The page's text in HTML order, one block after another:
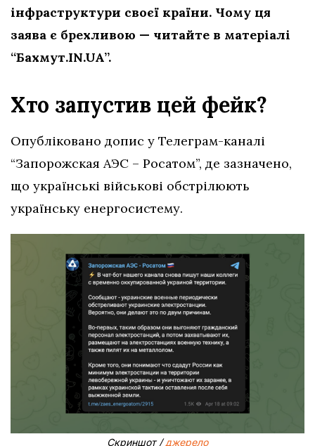
інфраструктури своєї країни. Чому ця
заява є брехливою — читайте в матеріалі
“Бахмут.IN.UA”.
Хто запустив цей фейк?
Опубліковано допис у Телеграм-каналі
“Запорожская АЭС – Росатом”, де зазначено,
що українські військові обстрілюють
українську енергосистему.
Скриншот /джерело